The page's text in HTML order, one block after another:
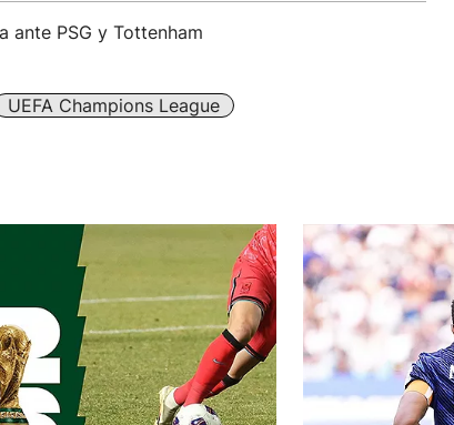
ante PSG y Tottenham
UEFA Champions League